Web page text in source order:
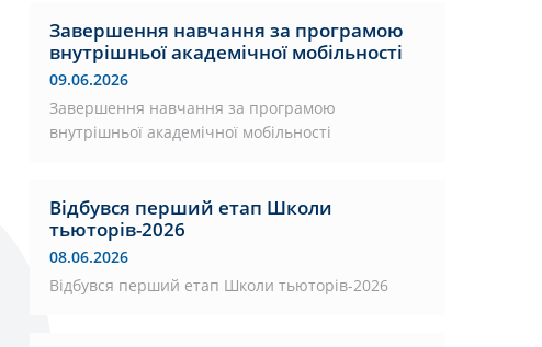
Завершення навчання за програмою
внутрішньої академічної мобільності
09.06.2026
Завершення навчання за програмою
внутрішньої академічної мобільності
Відбувся перший етап Школи
тьюторів-2026
08.06.2026
Відбувся перший етап Школи тьюторів-2026